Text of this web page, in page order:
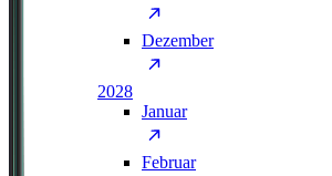
Dezember
2028
Januar
Februar